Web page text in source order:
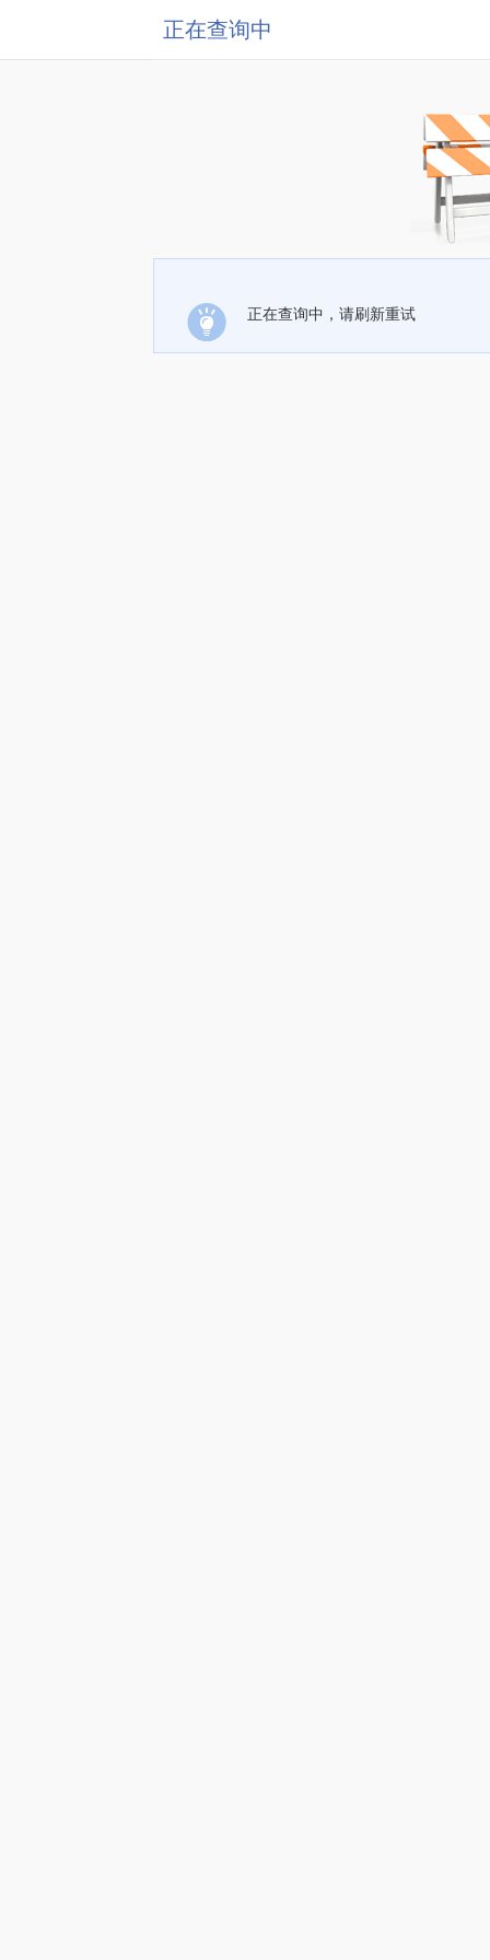
正在查询中
正在查询中，请刷新重试